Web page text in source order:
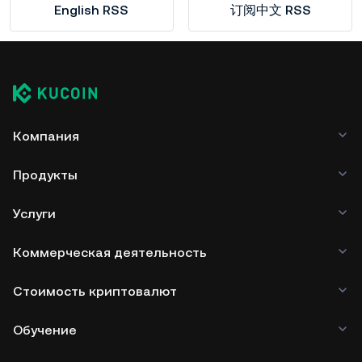
English RSS 订阅中文 RSS
Компания
Продукты
Услуги
Коммерческая деятельность
Стоимость криптовалют
Обучение